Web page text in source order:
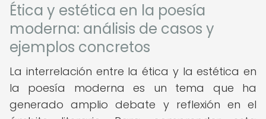
Ética y estética en la poesía
moderna: análisis de casos y
ejemplos concretos
La interrelación entre la ética y la estética en
la poesía moderna es un tema que ha
generado amplio debate y reflexión en el